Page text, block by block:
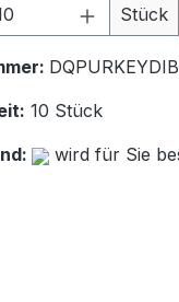
Anzahl: Gib
Stück
10 Stück
wird für Sie